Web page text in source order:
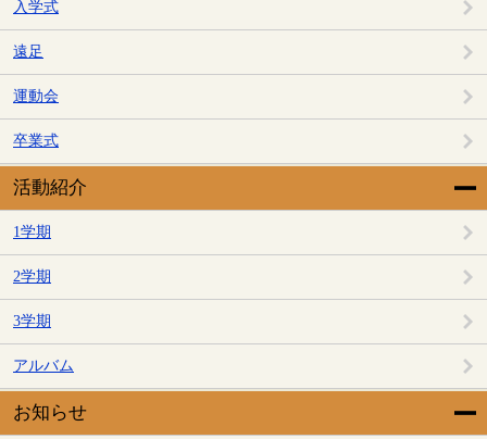
入学式
遠足
運動会
卒業式
活動紹介
1学期
2学期
3学期
アルバム
お知らせ